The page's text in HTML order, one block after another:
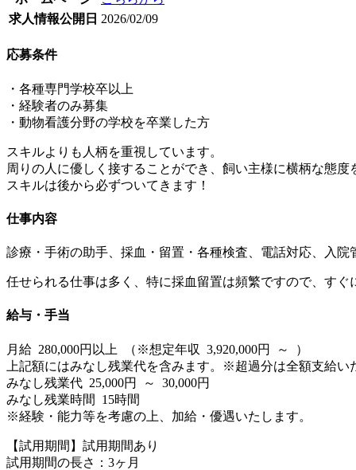
求人情報公開日 2026/02/09
応募条件
・各種専門学校卒以上
・経験者のみ募集
・動物看護分野の学校を卒業した方
スキルよりも人柄を重視しています。
周りの人に優しく接することができ、飼い主様に横柄な態度
スキルは後から必ずついてきます！
仕事内容
診療・手術の助手、採血・留置・各種検査、電話対応、入院
任せられる仕事は多く、特に採血留置は頻繁ですので、すぐ
給与・手当
月給 280,000円以上 （※想定年収 3,920,000円 ～ ）
上記額にはみなし残業代を含みます。※超過分は全額支給い
みなし残業代 25,000円 ～ 30,000円
みなし残業時間 15時間
※経験・能力等を考慮の上、加給・優遇いたします。
【試用期間】試用期間あり
試用期間の長さ：3ヶ月